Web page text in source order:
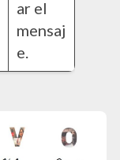
ar el
mensaj
e.